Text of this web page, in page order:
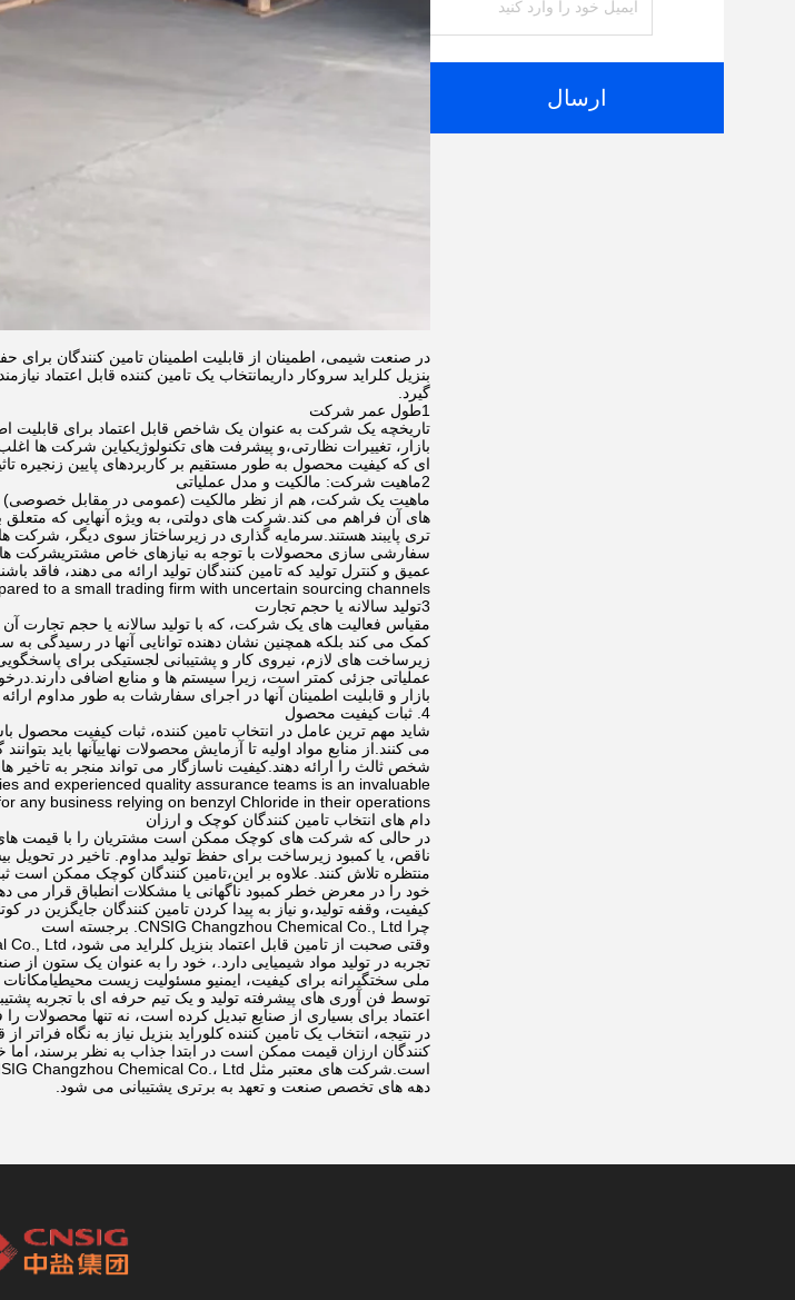
ارسال
در صنعت شیمی، اطمینان از قابلیت اطمینان تامین کنندگان برای
بنزیل کلراید سروکار داریمانتخاب یک تامین کننده قابل اعتماد
گیرد.
1طول عمر شرکت
تاریخچه یک شرکت به عنوان یک شاخص قابل اعتماد برای قابلیت
بازار، تغییرات نظارتی،و پیشرفت های تکنولوژیکیاین شرکت ها
ای که کیفیت محصول به طور مستقیم بر کاربردهای پایین زنجیره
2ماهیت شرکت: مالکیت و مدل عملیاتی
ماهیت یک شرکت، هم از نظر مالکیت (عمومی در مقابل خصوصی) و
های آن فراهم می کند.شرکت های دولتی، به ویژه آنهایی که
تری پایبند هستند.سرمایه گذاری در زیرساختاز سوی دیگر، شرکت
سفارشی سازی محصولات با توجه به نیازهای خاص مشتریشرکت
to a small trading firm with uncertain sourcing channels.
3تولید سالانه یا حجم تجارت
مقیاس فعالیت های یک شرکت، که با تولید سالانه یا حجم تجارت
کمک می کند بلکه همچنین نشان دهنده توانایی آنها در
زیرساخت های لازم، نیروی کار و پشتیبانی لجستیکی برای
عملیاتی جزئی کمتر است، زیرا سیستم ها و منابع اضافی
بازار و قابلیت اطمینان آنها در اجرای سفارشات به طور مداوم ارائه
4. ثبات کیفیت محصول
شاید مهم ترین عامل در انتخاب تامین کننده، ثبات کیفیت محصول
and experienced quality assurance teams is an invaluable
any business relying on benzyl Chloride in their operations.
دام های انتخاب تامین کنندگان کوچک و ارزان
در حالی که شرکت های کوچک ممکن است مشتریان را با قیمت های
ناقص، یا کمبود زیرساخت برای حفظ تولید مداوم. تاخیر در
منتظره تلاش کنند. علاوه بر این،تامین کنندگان کوچک ممکن است
خود را در معرض خطر کمبود ناگهانی یا مشکلات انطباق قرار می
کیفیت، وقفه تولید،و نیاز به پیدا کردن تامین کنندگان جایگزین در
چرا CNSIG Changzhou Chemical Co., Ltd. برجسته است
تجربه در تولید مواد شیمیایی دارد.، خود را به عنوان یک ستون
ملی سختگیرانه برای کیفیت، ایمنیو مسئولیت زیست محیطیامکانات
اعتماد برای بسیاری از صنایع تبدیل کرده است، نه تنها محصولات
در نتیجه، انتخاب یک تامین کننده کلوراید بنزیل نیاز به نگاه
کنندگان ارزان قیمت ممکن است در ابتدا جذاب به نظر برسند،
دهه های تخصص صنعت و تعهد به برتری پشتیبانی می شود.